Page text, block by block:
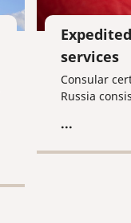
services
Consular
Russia
...